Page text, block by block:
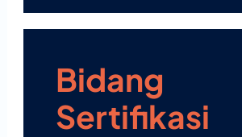
Bidang
Sertifikasi